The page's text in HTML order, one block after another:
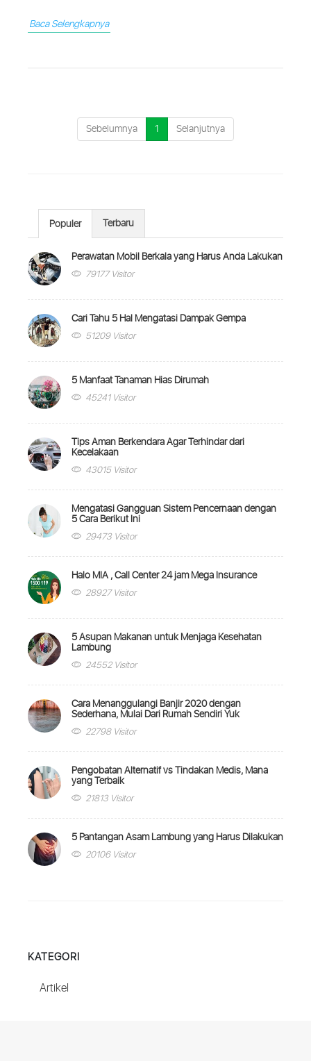
Baca Selengkapnya
Sebelumnya 1 Selanjutnya
Populer Terbaru
Perawatan Mobil Berkala yang Harus Anda Lakukan
79177 Visitor
Cari Tahu 5 Hal Mengatasi Dampak Gempa
51209 Visitor
5 Manfaat Tanaman Hias Dirumah
45241 Visitor
Tips Aman Berkendara Agar Terhindar dari
Kecelakaan
43015 Visitor
Mengatasi Gangguan Sistem Pencernaan dengan
5 Cara Berikut Ini
29473 Visitor
Halo MIA , Call Center 24 jam Mega Insurance
28927 Visitor
5 Asupan Makanan untuk Menjaga Kesehatan
Lambung
24552 Visitor
Cara Menanggulangi Banjir 2020 dengan
Sederhana, Mulai Dari Rumah Sendiri Yuk
22798 Visitor
Pengobatan Alternatif vs Tindakan Medis, Mana
yang Terbaik
21813 Visitor
5 Pantangan Asam Lambung yang Harus Dilakukan
20106 Visitor
KATEGORI
Artikel